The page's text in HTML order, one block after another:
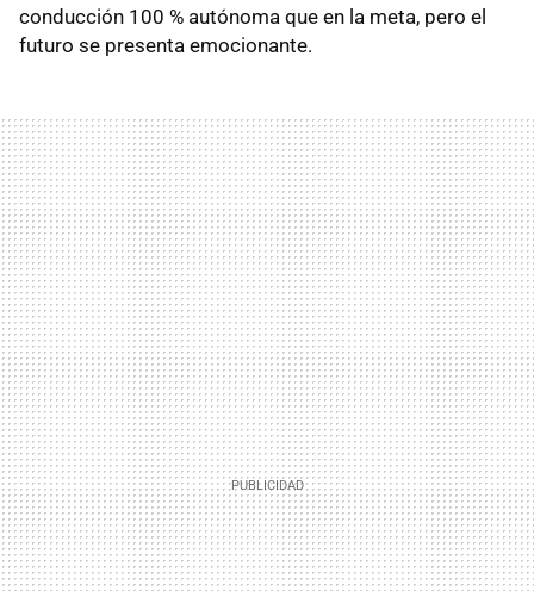
conducción 100 % autónoma que en la meta, pero el
futuro se presenta emocionante.